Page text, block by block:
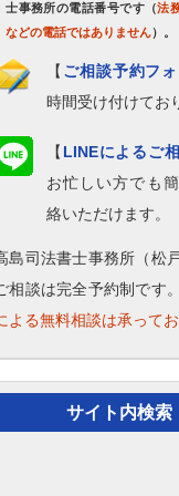
士事務所の電話番号です（法
などの電話ではありません）。
【 ご相談予約フ
時間受け付けてお
【 LINEによるご
お忙しい方でも
絡いただけます。
島司法書士事務所（松
相談は完全予約制です。
よる無料相談は承って
サイト内検索